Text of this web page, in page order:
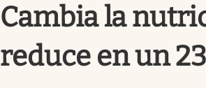
Vida y estilo
Tv
Cambia la
reduce en un